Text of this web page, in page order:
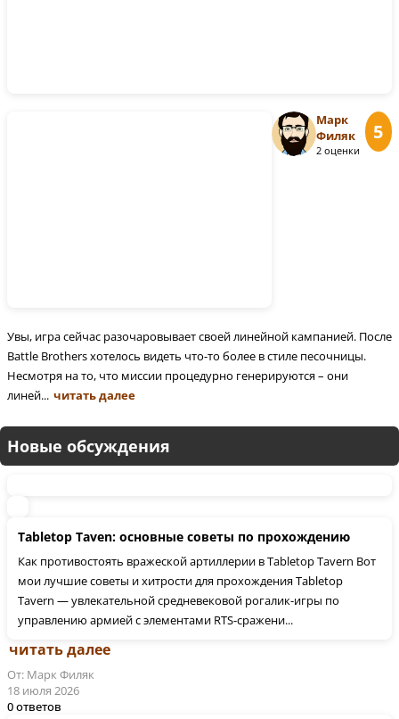
Марк
Филяк
2 оценки
5
Увы, игра сейчас разочаровывает своей линейной кампанией. После
Battle Brothers хотелось видеть что-то более в стиле песочницы.
Несмотря на то, что миссии процедурно генерируются – они
линей... читать далее
Новые обсуждения
Tabletop Taven: основные советы по прохождению
Как противостоять вражеской артиллерии в Tabletop Tavern Вот
мои лучшие советы и хитрости для прохождения Tabletop
Tavern — увлекательной средневековой рогалик-игры по
управлению армией с элементами RTS-сражени...
читать далее
От: Марк Филяк
18 июля 2026
0 ответов